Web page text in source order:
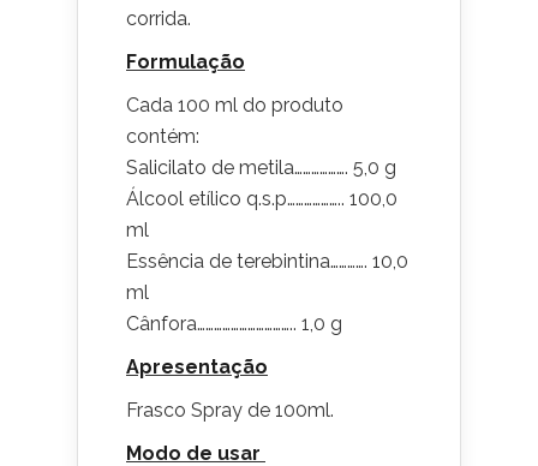
corrida.
Formulação
Cada 100 ml do produto
contém:
Salicilato de metila………………. 5,0 g
Álcool etílico q.s.p……………….. 100,0
ml
Essência de terebintina…………. 10,0
ml
Cânfora…………………………….. 1,0 g
Apresentação
Frasco Spray de 100ml.
Modo de usar